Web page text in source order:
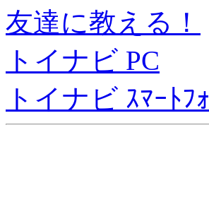
友達に教える！
トイナビ PC
トイナビ ｽﾏｰﾄﾌ